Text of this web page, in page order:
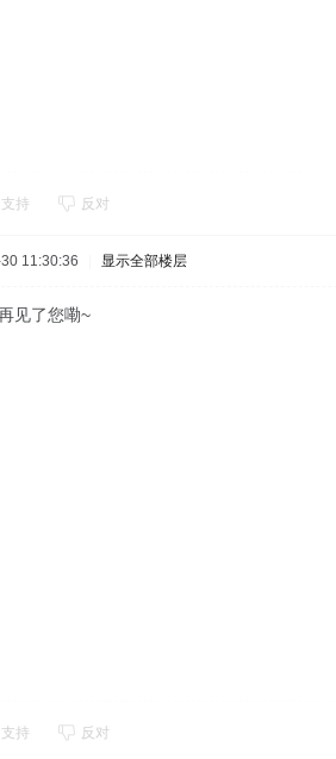
支持 反对
11:30:36 显示全部楼层
见了您嘞~
支持 反对